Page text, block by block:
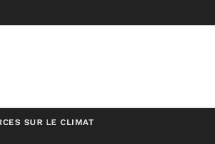
SUR LE CLIMAT